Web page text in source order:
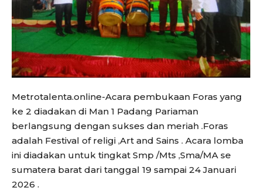
Metrotalenta.online-Acara pembukaan Foras yang
ke 2 diadakan di Man 1 Padang Pariaman
berlangsung dengan sukses dan meriah .Foras
adalah Festival of religi ,Art and Sains . Acara lomba
ini diadakan untuk tingkat Smp /Mts ,Sma/MA se
sumatera barat dari tanggal 19 sampai 24 Januari
2026 .